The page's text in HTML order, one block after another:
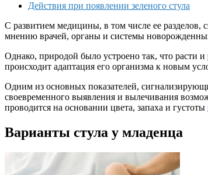
Действия при появлении зеленого стула
С развитием медицины, в том числе ее разделов,
мнению врачей, органы и системы
Однако, природой было устроено так, что расти и
происходит адаптация его организма к новым
Одним из основных показателей,
своевременного выявления и вылечивания
проводится на основании цвета, запаха и густоты
Варианты стула у младенца